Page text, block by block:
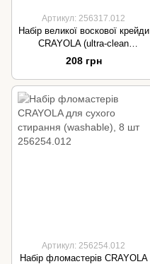
Артикул: 256317.012
Набір великої воскової крейди
CRAYOLA (ultra-clean
washable),8 шт
208 грн
Артикул: 256254.012
Набір фломастерів CRAYOLA